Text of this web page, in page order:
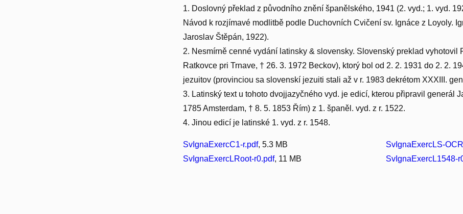
1. Doslovný překlad z původního znění španělského, 1941 (2. vyd.; 1. vyd.
Návod k rozjímavé modlitbě podle Duchovních Cvičení sv. Ignáce z Loyoly.
Jaroslav Štěpán, 1922).
2. Nesmírně cenné vydání latinsky & slovensky. Slovenský preklad vyhotovil
Ratkovce pri Trnave, † 26. 3. 1972 Beckov), ktorý bol od 2. 2. 1931 do 2. 2.
jezuitov (provinciou sa slovenskí jezuiti stali až v r. 1983 dekrétom XXXIII.
3. Latinský text u tohoto dvojjazyčného vyd. je edicí, kterou připravil generál
1785 Amsterdam, † 8. 5. 1853 Řím) z 1. španěl. vyd. z r. 1522.
4. Jinou edicí je latinské 1. vyd. z r. 1548.
SvIgnaExercC1-r.pdf, 5.3 MB SvIgnaExercLS-
SvIgnaExercLRoot-r0.pdf, 11 MB SvIgnaExercL1548-